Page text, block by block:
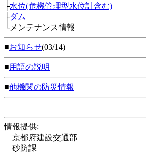
├水位(危機管理型水位計含む)
├ダム
└メンテナンス情報
■お知らせ(03/14)
■用語の説明
■他機関の防災情報
情報提供:
京都府建設交通部
砂防課